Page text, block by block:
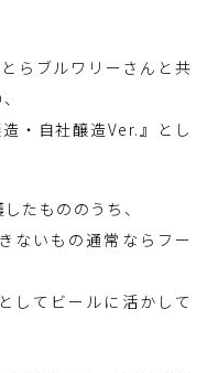
らブルワリーさんと共
・自社醸造Ver.』とし
たもののうち、
ないもの通常ならフー
してビールに活かして